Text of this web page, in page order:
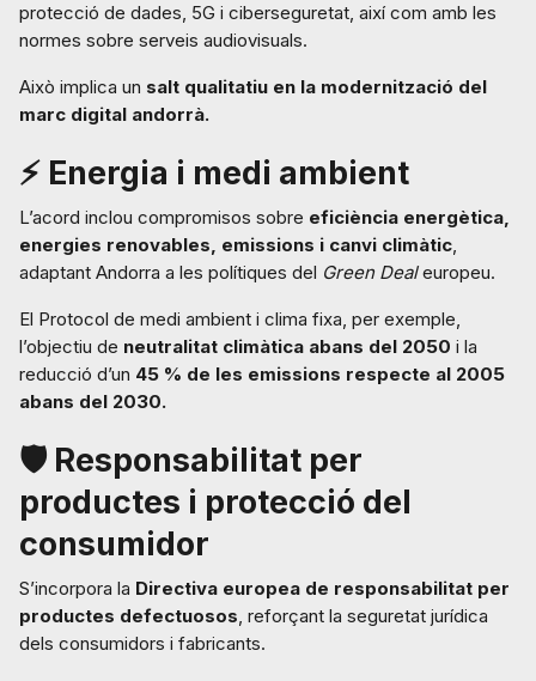
protecció de dades, 5G i ciberseguretat, així com amb les
normes sobre serveis audiovisuals.
Això implica un salt qualitatiu en la modernització del
marc digital andorrà.
⚡ Energia i medi ambient
L’acord inclou compromisos sobre eficiència energètica,
energies renovables, emissions i canvi climàtic,
adaptant Andorra a les polítiques del Green Dealeuropeu.
El Protocol de medi ambient i clima fixa, per exemple,
l’objectiu de neutralitat climàtica abans del 2050 i la
reducció d’un 45 % de les emissions respecte al 2005
abans del 2030.
🛡️ Responsabilitat per
productes i protecció del
consumidor
S’incorpora la Directiva europea de responsabilitat per
productes defectuosos, reforçant la seguretat jurídica
dels consumidors i fabricants.